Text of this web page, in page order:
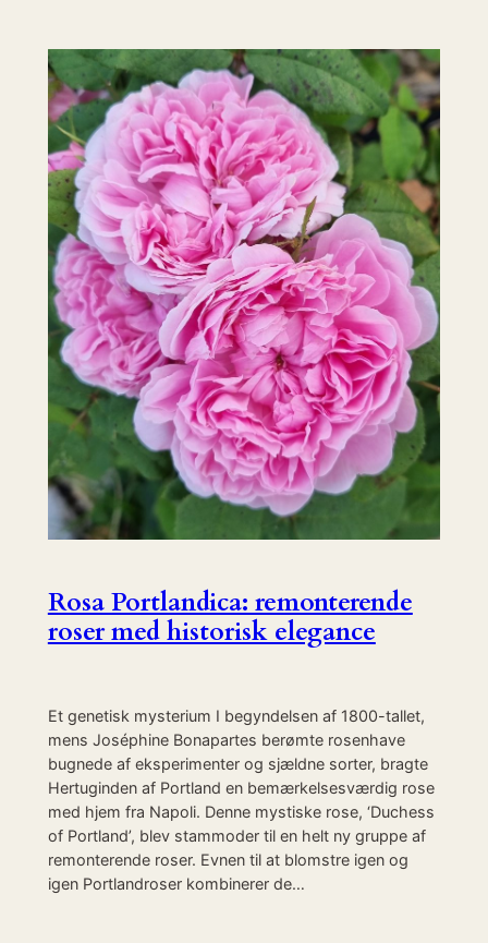
Rosa Portlandica: remonterende
roser med historisk elegance
Et genetisk mysterium I begyndelsen af 1800-tallet,
mens Joséphine Bonapartes berømte rosenhave
bugnede af eksperimenter og sjældne sorter, bragte
Hertuginden af Portland en bemærkelsesværdig rose
med hjem fra Napoli. Denne mystiske rose, ‘Duchess
of Portland’, blev stammoder til en helt ny gruppe af
remonterende roser. Evnen til at blomstre igen og
igen Portlandroser kombinerer de…